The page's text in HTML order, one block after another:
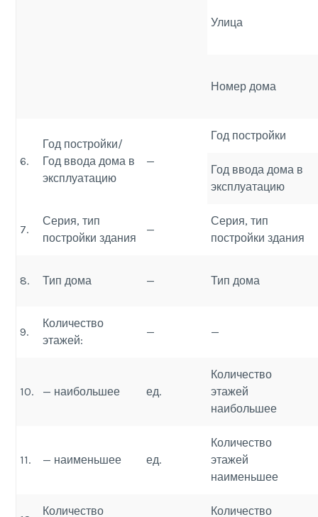
Улица
Номер дома
6.
Год постройки/
Год ввода дома в
эксплуатацию
—
Год постройки
Год ввода дома в
эксплуатацию
7.
Серия, тип
постройки здания
—
Серия, тип
постройки здания
8. Тип дома — Тип дома
9.
Количество
этажей:
— —
10. — наибольшее ед.
Количество
этажей
наибольшее
11. — наименьшее ед.
Количество
этажей
наименьшее
Количество Количество